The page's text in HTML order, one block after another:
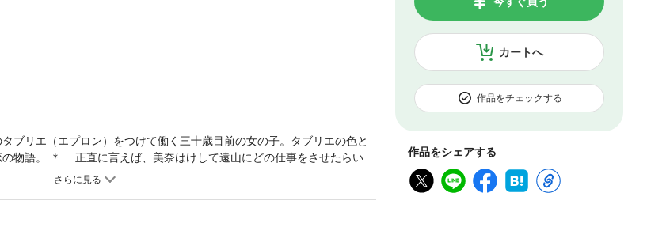
カートへ
作品をチェックする
作品をシェアする
ブリエ（エプロン）をつけて働く三十歳目前の女の子。タブリエの色と
物語。 ＊ 正直に言えば、美奈はけして遠山にどの仕事をさせたらいい
山に奪われたくなかっただけだ。 仕事覚えも良くて器用な遠山はきっ
への仕事はいつも美奈を通して指示していた。 それなのに、遠山は。